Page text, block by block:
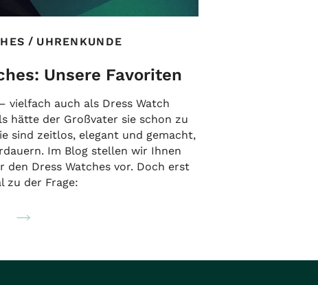
/ UHRENKUNDE
Unsere Favoriten
vielfach auch als Dress Watch
hätte der Großvater sie schon zu
sind zeitlos, elegant und gemacht,
Im Blog stellen wir Ihnen
den Dress Watches vor. Doch erst
zu der Frage: